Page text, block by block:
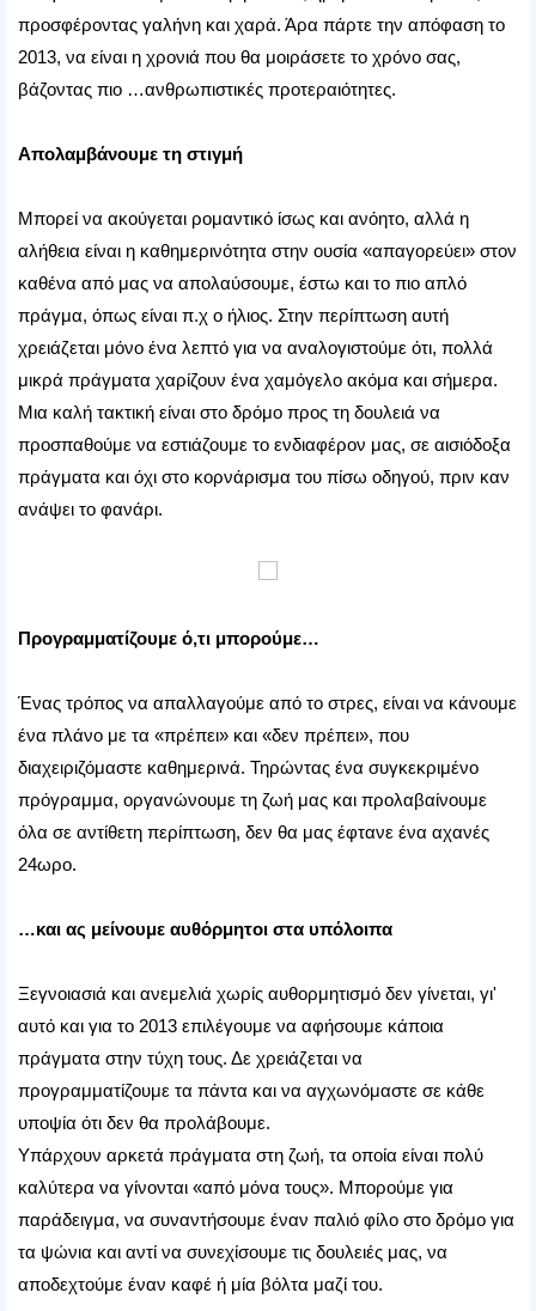
προσφέροντας γαλήνη και χαρά. Άρα πάρτε την απόφαση το
2013, να είναι η χρονιά που θα μοιράσετε το χρόνο σας,
βάζοντας πιο …ανθρωπιστικές προτεραιότητες.
Απολαμβάνουμε τη στιγμή
Μπορεί να ακούγεται ρομαντικό ίσως και ανόητο, αλλά η
αλήθεια είναι η καθημερινότητα στην ουσία «απαγορεύει» στον
καθένα από μας να απολαύσουμε, έστω και το πιο απλό
πράγμα, όπως είναι π.χ ο ήλιος. Στην περίπτωση αυτή
χρειάζεται μόνο ένα λεπτό για να αναλογιστούμε ότι, πολλά
μικρά πράγματα χαρίζουν ένα χαμόγελο ακόμα και σήμερα.
Μια καλή τακτική είναι στο δρόμο προς τη δουλειά να
προσπαθούμε να εστιάζουμε το ενδιαφέρον μας, σε αισιόδοξα
πράγματα και όχι στο κορνάρισμα του πίσω οδηγού, πριν καν
ανάψει το φανάρι.
Προγραμματίζουμε ό,τι μπορούμε…
Ένας τρόπος να απαλλαγούμε από το στρες, είναι να κάνουμε
ένα πλάνο με τα «πρέπει» και «δεν πρέπει», που
διαχειριζόμαστε καθημερινά. Τηρώντας ένα συγκεκριμένο
πρόγραμμα, οργανώνουμε τη ζωή μας και προλαβαίνουμε
όλα σε αντίθετη περίπτωση, δεν θα μας έφτανε ένα αχανές
24ωρο.
…και ας μείνουμε αυθόρμητοι στα υπόλοιπα
Ξεγνοιασιά και ανεμελιά χωρίς αυθορμητισμό δεν γίνεται, γι'
αυτό και για το 2013 επιλέγουμε να αφήσουμε κάποια
πράγματα στην τύχη τους. Δε χρειάζεται να
προγραμματίζουμε τα πάντα και να αγχωνόμαστε σε κάθε
υποψία ότι δεν θα προλάβουμε.
Υπάρχουν αρκετά πράγματα στη ζωή, τα οποία είναι πολύ
καλύτερα να γίνονται «από μόνα τους». Μπορούμε για
παράδειγμα, να συναντήσουμε έναν παλιό φίλο στο δρόμο για
τα ψώνια και αντί να συνεχίσουμε τις δουλειές μας, να
αποδεχτούμε έναν καφέ ή μία βόλτα μαζί του.